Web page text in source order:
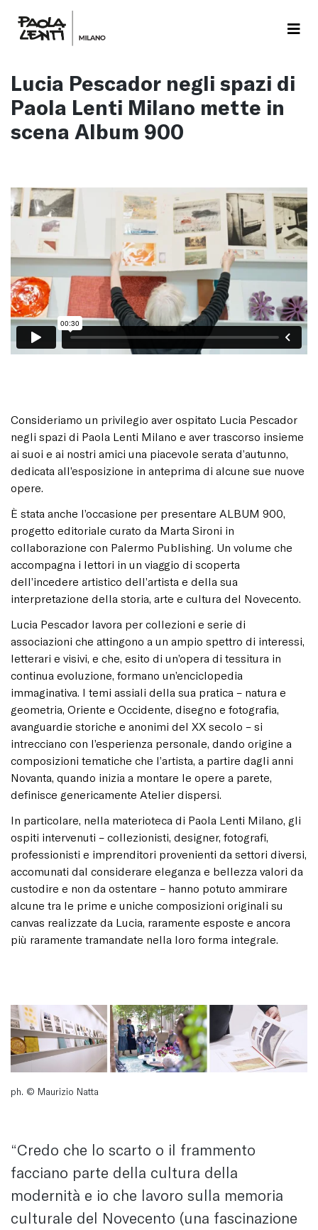
Lucia Pescador negli spazi di
Paola Lenti Milano mette in
scena Album 900
Consideriamo un privilegio aver ospitato Lucia Pescador
negli spazi di Paola Lenti Milano e aver trascorso insieme
ai suoi e ai nostri amici una piacevole serata d’autunno,
dedicata all’esposizione in anteprima di alcune sue nuove
opere.
È stata anche l’occasione per presentare ALBUM 900,
progetto editoriale curato da Marta Sironi in
collaborazione con Palermo Publishing. Un volume che
accompagna i lettori in un viaggio di scoperta
dell’incedere artistico dell’artista e della sua
interpretazione della storia, arte e cultura del Novecento.
Lucia Pescador lavora per collezioni e serie di
associazioni che attingono a un ampio spettro di interessi,
letterari e visivi, e che, esito di un’opera di tessitura in
continua evoluzione, formano un’enciclopedia
immaginativa. I temi assiali della sua pratica – natura e
geometria, Oriente e Occidente, disegno e fotografia,
avanguardie storiche e anonimi del XX secolo – si
intrecciano con l’esperienza personale, dando origine a
composizioni tematiche che l’artista, a partire dagli anni
Novanta, quando inizia a montare le opere a parete,
definisce genericamente Atelier dispersi.
In particolare, nella materioteca di Paola Lenti Milano, gli
ospiti intervenuti – collezionisti, designer, fotografi,
professionisti e imprenditori provenienti da settori diversi,
accomunati dal considerare eleganza e bellezza valori da
custodire e non da ostentare – hanno potuto ammirare
alcune tra le prime e uniche composizioni originali su
canvas realizzate da Lucia, raramente esposte e ancora
più raramente tramandate nella loro forma integrale.
ph. © Maurizio Natta
“Credo che lo scarto o il frammento
facciano parte della cultura della
modernità e io che lavoro sulla memoria
culturale del Novecento (una fascinazione